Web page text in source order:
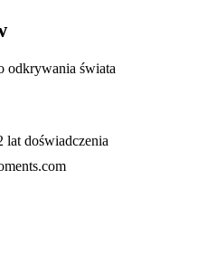
odkrywania świata
lat doświadczenia